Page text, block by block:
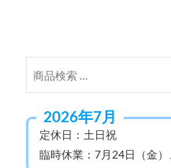
2026年7月
定休日：土日祝
臨時休業：7月24日（金）